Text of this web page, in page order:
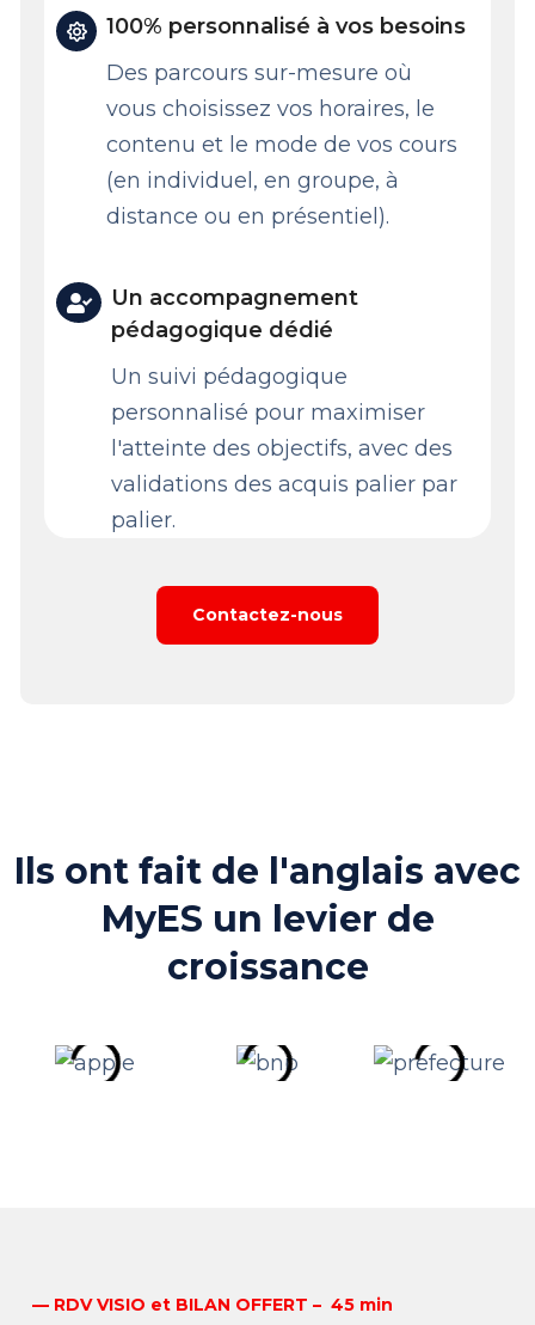
100% personnalisé à vos besoins
Des parcours sur-mesure où
vous choisissez vos horaires, le
contenu et le mode de vos cours
(en individuel, en groupe, à
distance ou en présentiel).
Un accompagnement
pédagogique dédié
Un suivi pédagogique
personnalisé pour maximiser
l'atteinte des objectifs, avec des
validations des acquis palier par
palier.
Contactez-nous
Ils ont fait de l'anglais avec
MyES un levier de
croissance
— RDV VISIO et BILAN OFFERT – 45 min